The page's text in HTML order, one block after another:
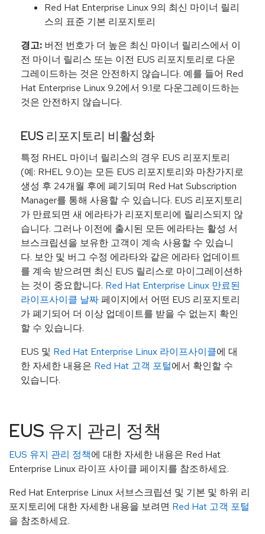
Red Hat Enterprise Linux 9의 최신 마이너 릴리
스의 표준 기본 리포지토리
경고: 버전 번호가 더 높은 최신 마이너 릴리스에서 이
전 마이너 릴리스 또는 이전 EUS 리포지토리로 다운
그레이드하는 것은 안전하지 않습니다. 예를 들어 Red
Hat Enterprise Linux 9.2에서 9.1로 다운그레이드하는
것은 안전하지 않습니다.
EUS 리포지토리 비활성화
특정 RHEL 마이너 릴리스의 경우 EUS 리포지토리
(예: RHEL 9.0)는 모든 EUS 리포지토리와 마찬가지로
생성 후 24개월 후에 폐기되며 Red Hat Subscription
Manager를 통해 사용할 수 있습니다. EUS 리포지토리
가 만료되면 새 에라타가 리포지토리에 릴리스되지 않
습니다. 그러나 이전에 출시된 모든 에라타는 활성 서
브스크립션을 보유한 고객이 계속 사용할 수 있습니
다. 보안 및 버그 수정 에라타와 같은 에라타 업데이트
를 계속 받으려면 최신 EUS 릴리스로 마이그레이션하
는 것이 중요합니다. Red Hat Enterprise Linux 만료된
라이프사이클 날짜페이지에서 어떤 EUS 리포지토리
가 폐기되어 더 이상 업데이트를 받을 수 없는지 확인
할 수 있습니다.
EUS 및 Red Hat Enterprise Linux 라이프사이클에 대
한 자세한 내용은 Red Hat 고객 포털에서 확인할 수
있습니다.
EUS 유지 관리 정책
EUS 유지 관리 정책에 대한 자세한 내용은 Red Hat
Enterprise Linux 라이프 사이클 페이지를 참조하세요.
Red Hat Enterprise Linux 서브스크립션 및 기본 및 하위 리
포지토리에 대한 자세한 내용을 보려면 Red Hat 고객 포털
을 참조하세요.